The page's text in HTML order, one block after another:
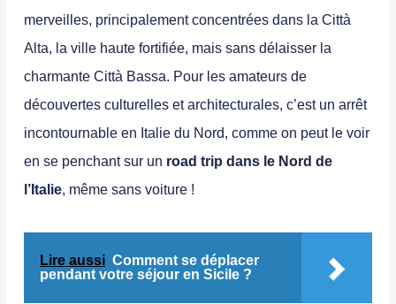
merveilles, principalement concentrées dans la Città
Alta, la ville haute fortifiée, mais sans délaisser la
charmante Città Bassa. Pour les amateurs de
découvertes culturelles et architecturales, c’est un arrêt
incontournable en Italie du Nord, comme on peut le voir
en se penchant sur un road trip dans le Nord de
l’Italie, même sans voiture !
Lire aussi Comment se déplacer
pendant votre séjour en Sicile ?